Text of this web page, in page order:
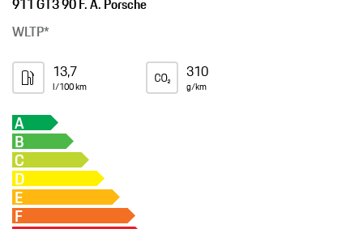
911 GT3 90 F. A. Porsche
WLTP*
13,7
l/100 km
310
g/km
A
B
C
D
E
F